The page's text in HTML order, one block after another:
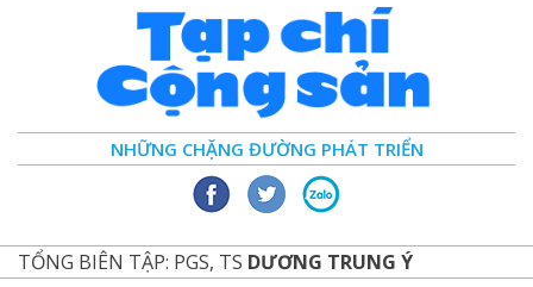
NHỮNG CHẶNG ĐƯỜNG PHÁT TRIỂN
TỔNG BIÊN TẬP: PGS, TS DƯƠNG TRUNG Ý